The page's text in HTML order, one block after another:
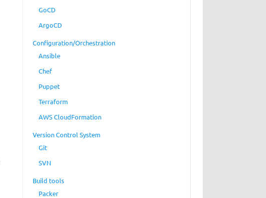
GoCD
ArgoCD
Configuration/Orchestration
Ansible
Chef
Puppet
Terraform
AWS CloudFormation
Version Control System
Git
SVN
Build tools
Packer